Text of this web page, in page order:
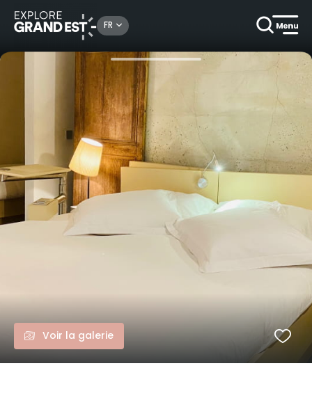
FR
Hôtels Nuit poétique au Dormeur du Val
Voir la galerie